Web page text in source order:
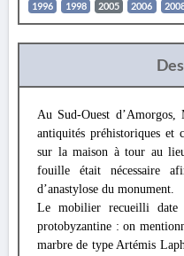
1996 1998 2005 2006
Au Sud-Ouest
antiquités préhistoriques et
sur la maison à tour au
fouille était nécessaire
d’anastylose du monument.
Le mobilier recueilli
protobyzantine : on
marbre de type Artémis